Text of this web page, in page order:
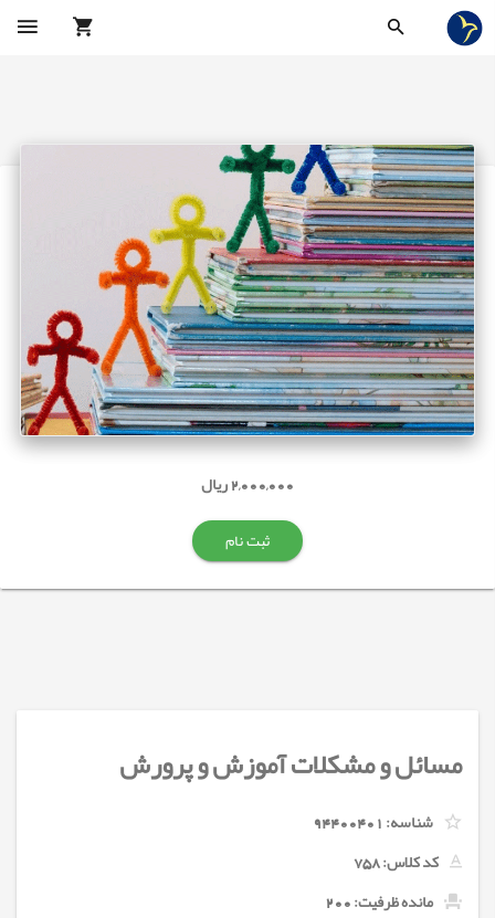
2,000,000 ریال
ثبت نام
مسائل و مشکلات آموزش و پرورش
شناسه:94400401
کد کلاس:758
مانده ظرفیت: 200